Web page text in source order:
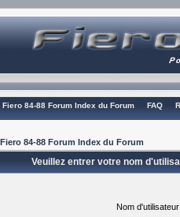
84-88 Forum Index du Forum FAQ
84-88 Forum Index du Forum
Veuillez entrer votre nom
Nom